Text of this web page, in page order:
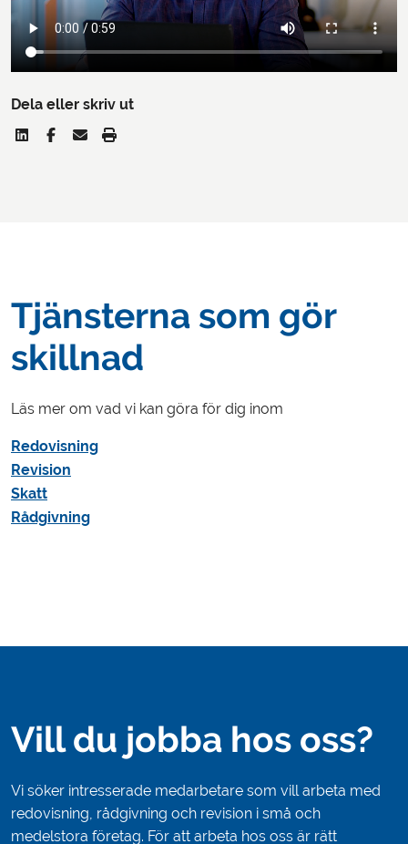
Dela eller skriv ut
Tjänsterna som gör
skillnad
Läs mer om vad vi kan göra för dig inom
Redovisning
Revision
Skatt
Rådgivning
Vill du jobba hos oss?
Vi söker intresserade medarbetare som vill arbeta med
redovisning, rådgivning och revision i små och
medelstora företag. För att arbeta hos oss är rätt